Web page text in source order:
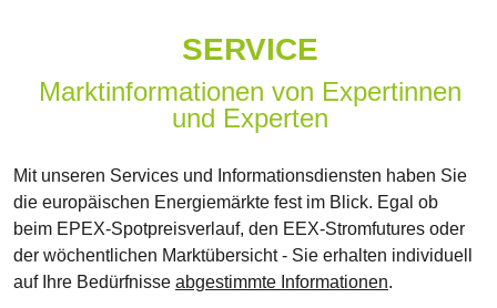
SERVICE
Marktinformationen von Expertinnen
und Experten
Mit unseren Services und Informationsdiensten haben Sie
die europäischen Energiemärkte fest im Blick. Egal ob
beim EPEX-Spotpreisverlauf, den EEX-Stromfutures oder
der wöchentlichen Marktübersicht - Sie erhalten individuell
auf Ihre Bedürfnisse abgestimmte Informationen.